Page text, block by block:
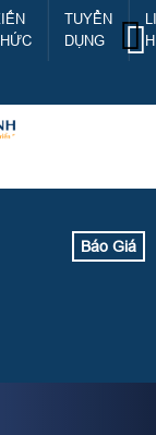
TUYỂN
DỤNG
Báo Giá